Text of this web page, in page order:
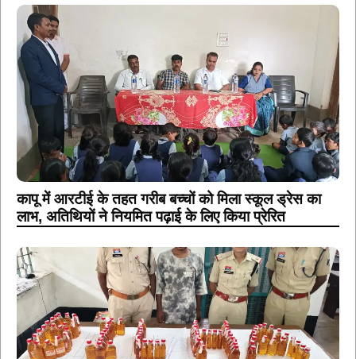
कापू में आरटीई के तहत गरीब बच्चों को मिला स्कूल ड्रेस का
लाभ, अतिथियों ने नियमित पढ़ाई के लिए किया प्रेरित